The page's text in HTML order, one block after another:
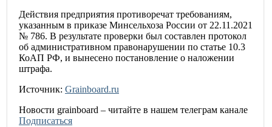
Действия предприятия противоречат требованиям,
указанным в приказе Минсельхоза России от 22.11.2021
№ 786. В результате проверки был составлен протокол
об административном правонарушении по статье 10.3
КоАП РФ, и вынесено постановление о наложении
штрафа.
Источник: Grainboard.ru
Новости grainboard – читайте в нашем телеграм канале
Подписаться